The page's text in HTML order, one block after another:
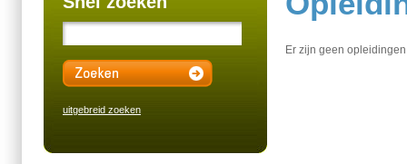
uitgebreid zoeken
Er zijn geen